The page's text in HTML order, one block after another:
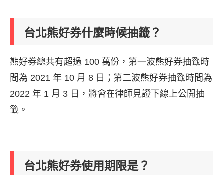
台北熊好券什麼時候抽籤？
熊好券總共有超過 100 萬份，第一波熊好券抽籤時
間為 2021 年 10 月 8 日；第二波熊好券抽籤時間為
2022 年 1 月 3 日，將會在律師見證下線上公開抽
籤。
台北熊好券使用期限是？